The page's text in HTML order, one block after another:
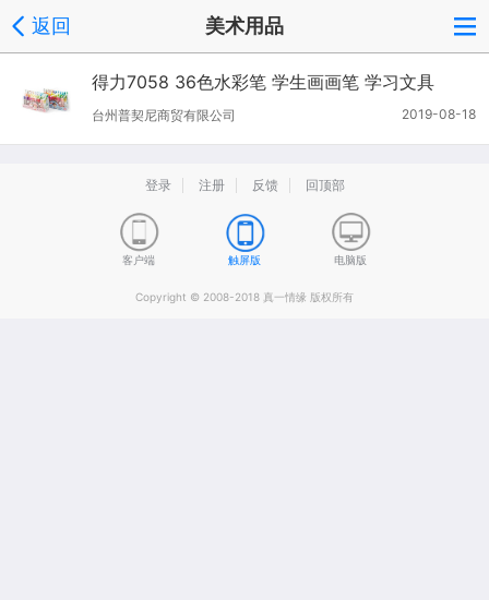
返回 美术用品
得力7058 36色水彩笔 学生画画笔 学习文具
2019-08-18
台州普契尼商贸有限公司
登录 注册 反馈 回顶部
客户端 触屏版 电脑版
Copyright © 2008-2018 真一情缘 版权所有